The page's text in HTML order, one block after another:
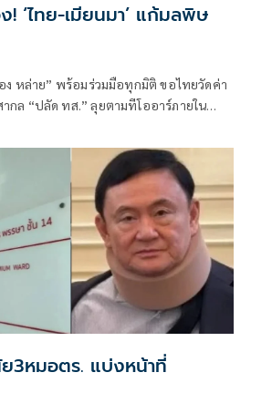
! ‘ไทย-เมียนมา’ แก้มลพิษ
ทุกมิติ ขอไทยวัดค่า
กล “ปลัด ทส.” ลุยตามทีโออาร์ภายใน
ลก
3หมอตร. แบ่งหน้าที่